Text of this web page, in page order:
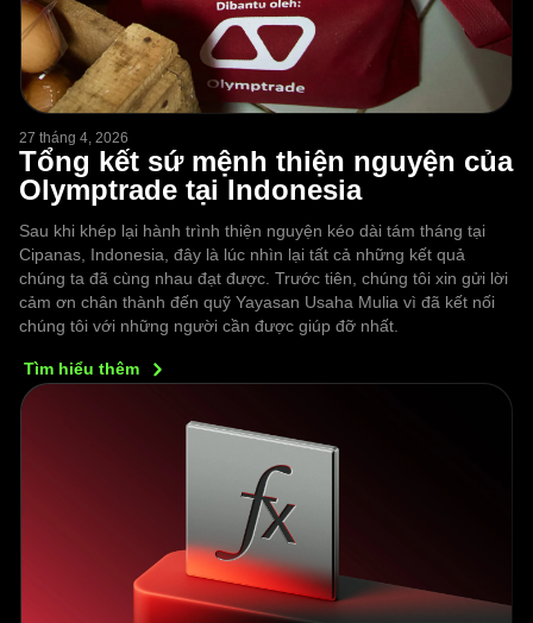
27 tháng 4, 2026
Tổng kết sứ mệnh thiện nguyện của
Olymptrade tại Indonesia
Sau khi khép lại hành trình thiện nguyện kéo dài tám tháng tại
Cipanas, Indonesia, đây là lúc nhìn lại tất cả những kết quả
chúng ta đã cùng nhau đạt được. Trước tiên, chúng tôi xin gửi lời
cảm ơn chân thành đến quỹ Yayasan Usaha Mulia vì đã kết nối
chúng tôi với những người cần được giúp đỡ nhất.
Tìm hiểu thêm